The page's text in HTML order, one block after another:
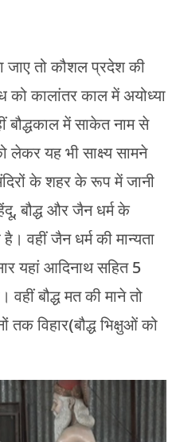
जाए तो कौशल प्रदेश की
को कालांतर काल में अयोध्या
बौद्धकाल में साकेत नाम से
लेकर यह भी साक्ष्य सामने
के शहर के रूप में जानी
बौद्ध और जैन धर्म के
वहीं जैन धर्म की मान्यता
यहां आदिनाथ सहित 5
बौद्ध मत की माने तो
तक विहार(बौद्ध भिक्षुओं को